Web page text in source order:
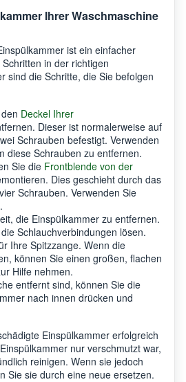
Ihrer Waschmaschine
ist ein einfacher
in der richtigen
sind die Schritte, die Sie befolgen
Deckel Ihrer
Dieser ist normalerweise auf
Schrauben befestigt. Verwenden
diese Schrauben zu entfernen.
Sie die Frontblende von der
Dies geschieht durch das
Schrauben. Verwenden Sie
die Einspülkammer zu entfernen.
Schlauchverbindungen lösen.
Ihre Spitzzange. Wenn die
können Sie einen großen, flachen
Hilfe nehmen.
entfernt sind, können Sie die
nach innen drücken und
Einspülkammer erfolgreich
nur verschmutzt war,
reinigen. Wenn sie jedoch
Sie sie durch eine neue ersetzen.